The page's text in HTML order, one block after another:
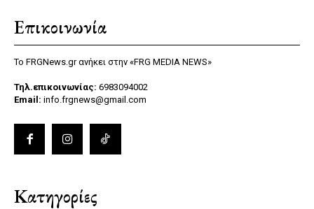
Επικοινωνία
Το FRGNews.gr ανήκει στην «FRG MEDIA NEWS»
Τηλ.επικοινωνίας: 6983094002
Email: info.frgnews@gmail.com
Κατηγορίες